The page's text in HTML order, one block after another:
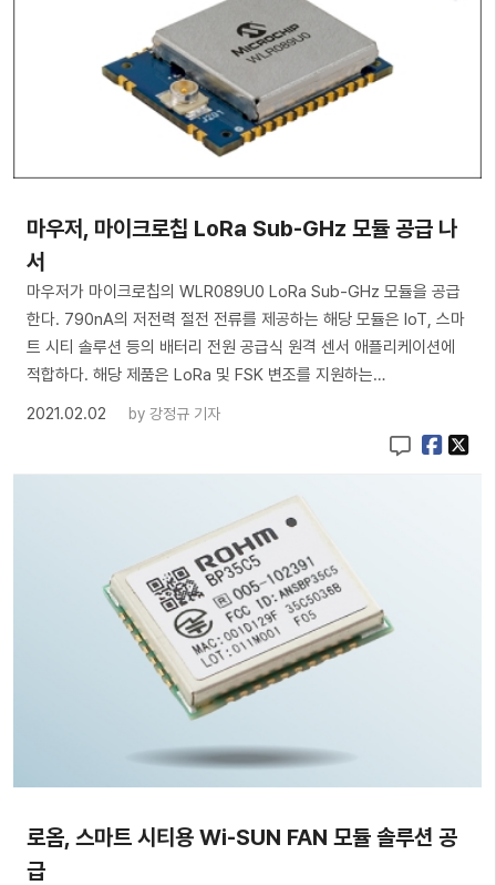
마우저, 마이크로칩 LoRa Sub-GHz 모듈 공급 나
서
마우저가 마이크로칩의 WLR089U0 LoRa Sub-GHz 모듈을 공급
한다. 790nA의 저전력 절전 전류를 제공하는 해당 모듈은 IoT, 스마
트 시티 솔루션 등의 배터리 전원 공급식 원격 센서 애플리케이션에
적합하다. 해당 제품은 LoRa 및 FSK 변조를 지원하는…
2021.02.02
by 강정규 기자
로옴, 스마트 시티용 Wi-SUN FAN 모듈 솔루션 공
급